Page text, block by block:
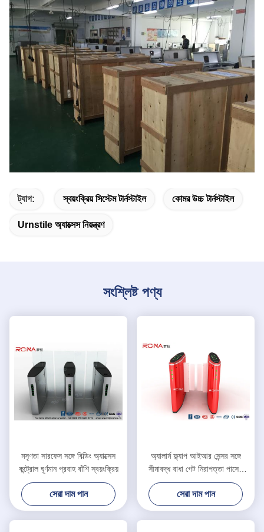
ট্যাগ: স্বয়ংক্রিয় সিস্টেম টার্নস্টাইল কোমর উচ্চ টার্নস্টাইল
Urnstile অ্যাক্সেস নিয়ন্ত্রণ
সংশ্লিষ্ট পণ্য
মসৃণতা সারফেস সঙ্গে বিল্ডিং অ্যাক্সেস
কন্ট্রোল ঘূর্ণমান প্রবাহ বাঁশি স্বয়ংক্রিয়
সেরা দাম পান
অ্যালার্ম ফ্ল্যাপ আইআর সেন্সর সঙ্গে
সীমাবদ্ধ বাধা গেট নিরাপত্তা পাসেজ
Turnstile
সেরা দাম পান